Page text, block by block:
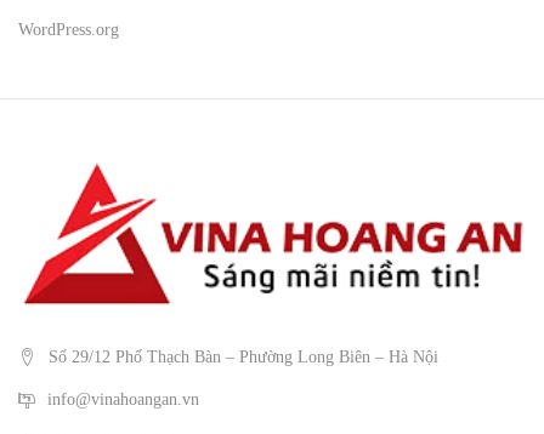
WordPress.org
Số 29/12 Phố Thạch Bàn – Phường Long Biên – Hà Nội
info@vinahoangan.vn